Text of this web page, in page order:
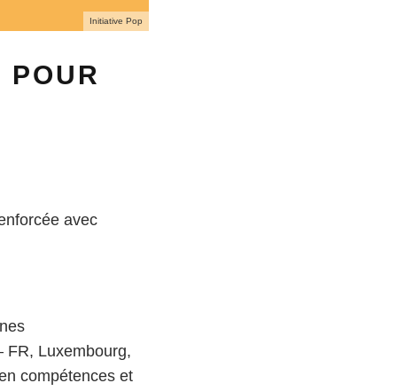
Initiative Pop
POUR
avec
FR, Luxembourg,
compétences et